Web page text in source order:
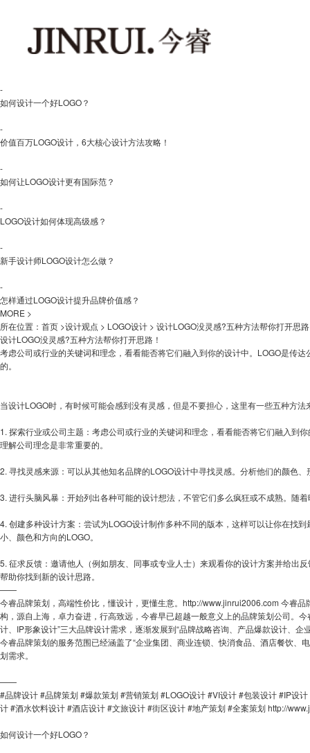
-
如何设计一个好LOGO？
-
价值百万LOGO设计，6大核心设计方法攻略！
-
如何让LOGO设计更有国际范？
-
LOGO设计如何体现高级感？
-
新手设计师LOGO设计怎么做？
-
怎样通过LOGO设计提升品牌价值感？
MORE >
所在位置： 首页 >设计观点 > LOGO设计 > 设计LOGO没灵感?五种方法帮你打开思
设计LOGO没灵感?五种方法帮你打开思路！
考虑公司或行业的关键词和理念，看看能否将它们融入到你的设计中。LOGO是传
的。
当设计LOGO时，有时候可能会感到没有灵感，但是不要担心，这里有一些五种方法
1. 探索行业或公司主题：考虑公司或行业的关键词和理念，看看能否将它们融入到
理解公司理念是非常重要的。
2. 寻找灵感来源：可以从其他知名品牌的LOGO设计中寻找灵感。分析他们的颜色
3. 进行头脑风暴：开始列出各种可能的设计想法，不管它们多么疯狂或不成熟。随
4. 创建多种设计方案：尝试为LOGO设计制作多种不同的版本，这样可以让你在找
小、颜色和方向的LOGO。
5. 征求反馈：邀请他人（例如朋友、同事或专业人士）来观看你的设计方案并给出
帮助你找到新的设计思路。
——
今睿品牌策划，高端性价比，懂设计，更懂生意。 http://www.jinrui2006.com 今睿品
构，源自上海，卓力奋进，行高致远，今睿早已超越一般意义上的品牌策划公司。
计、IP形象设计”三大品牌设计需求，逐渐发展到“品牌战略咨询、产品爆款设计、
今睿品牌策划的服务范围已经涵盖了“企业集团、商业连锁、快消食品、酒店餐饮、
划需求。
——
#品牌设计 #品牌策划 #爆款策划 #营销策划 #LOGO设计 #VI设计 #包装设计 #IP设
计 #酒水饮料设计 #酒店设计 #文旅设计 #街区设计 #地产策划 #全案策划http://
如何设计一个好LOGO？